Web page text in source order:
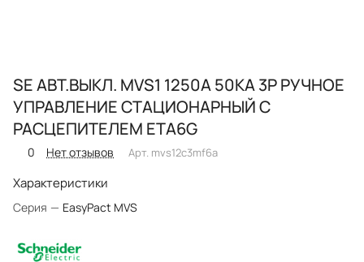
SE АВТ.ВЫКЛ. MVS1 1250A 50KA 3P РУЧНОЕ
УПРАВЛЕНИЕ СТАЦИОНАРНЫЙ С
РАСЦЕПИТЕЛЕМ ETA6G
0 Нет отзывов Арт. mvs12c3mf6a
Характеристики
Серия — EasyPact MVS